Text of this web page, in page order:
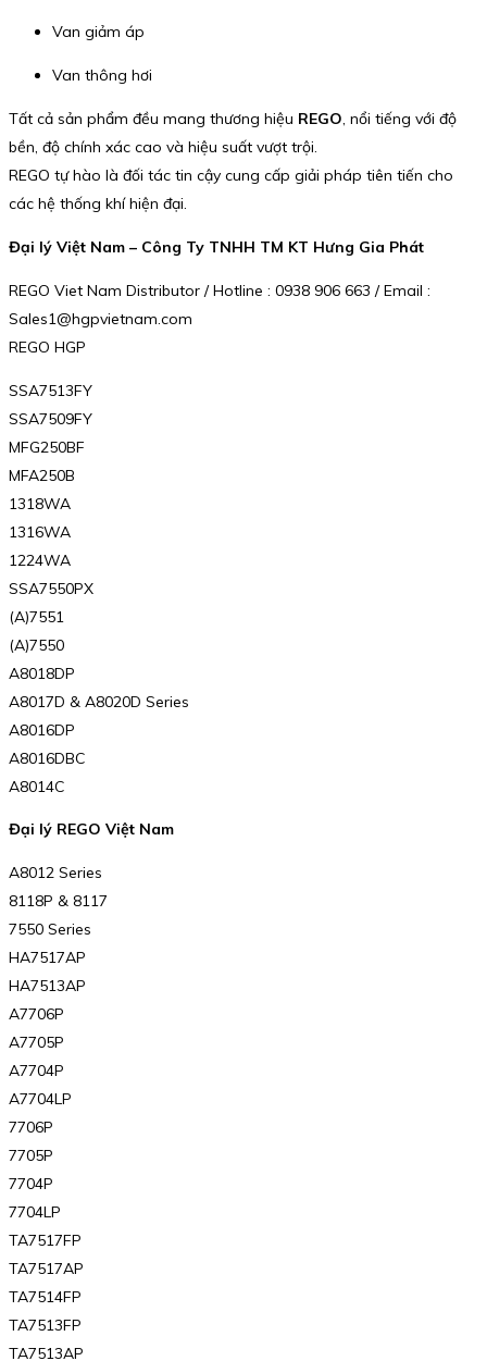
Van giảm áp
Van thông hơi
Tất cả sản phẩm đều mang thương hiệu REGO, nổi tiếng với độ
bền, độ chính xác cao và hiệu suất vượt trội.
REGO tự hào là đối tác tin cậy cung cấp giải pháp tiên tiến cho
các hệ thống khí hiện đại.
Đại lý Việt Nam – Công Ty TNHH TM KT Hưng Gia Phát
REGO Viet Nam Distributor / Hotline : 0938 906 663 / Email :
Sales1@hgpvietnam.com
REGO HGP
SSA7513FY
SSA7509FY
MFG250BF
MFA250B
1318WA
1316WA
1224WA
SSA7550PX
(A)7551
(A)7550
A8018DP
A8017D & A8020D Series
A8016DP
A8016DBC
A8014C
Đại lý REGO Việt Nam
A8012 Series
8118P & 8117
7550 Series
HA7517AP
HA7513AP
A7706P
A7705P
A7704P
A7704LP
7706P
7705P
7704P
7704LP
TA7517FP
TA7517AP
TA7514FP
TA7513FP
TA7513AP